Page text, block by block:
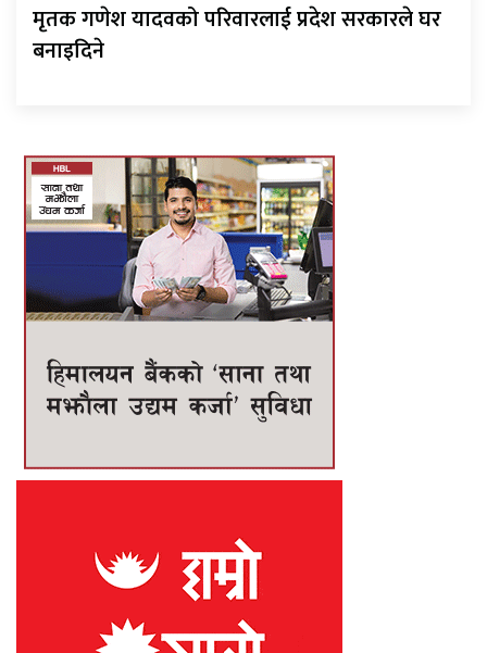
मृतक गणेश यादवको परिवारलाई प्रदेश सरकारले घर
बनाइदिने